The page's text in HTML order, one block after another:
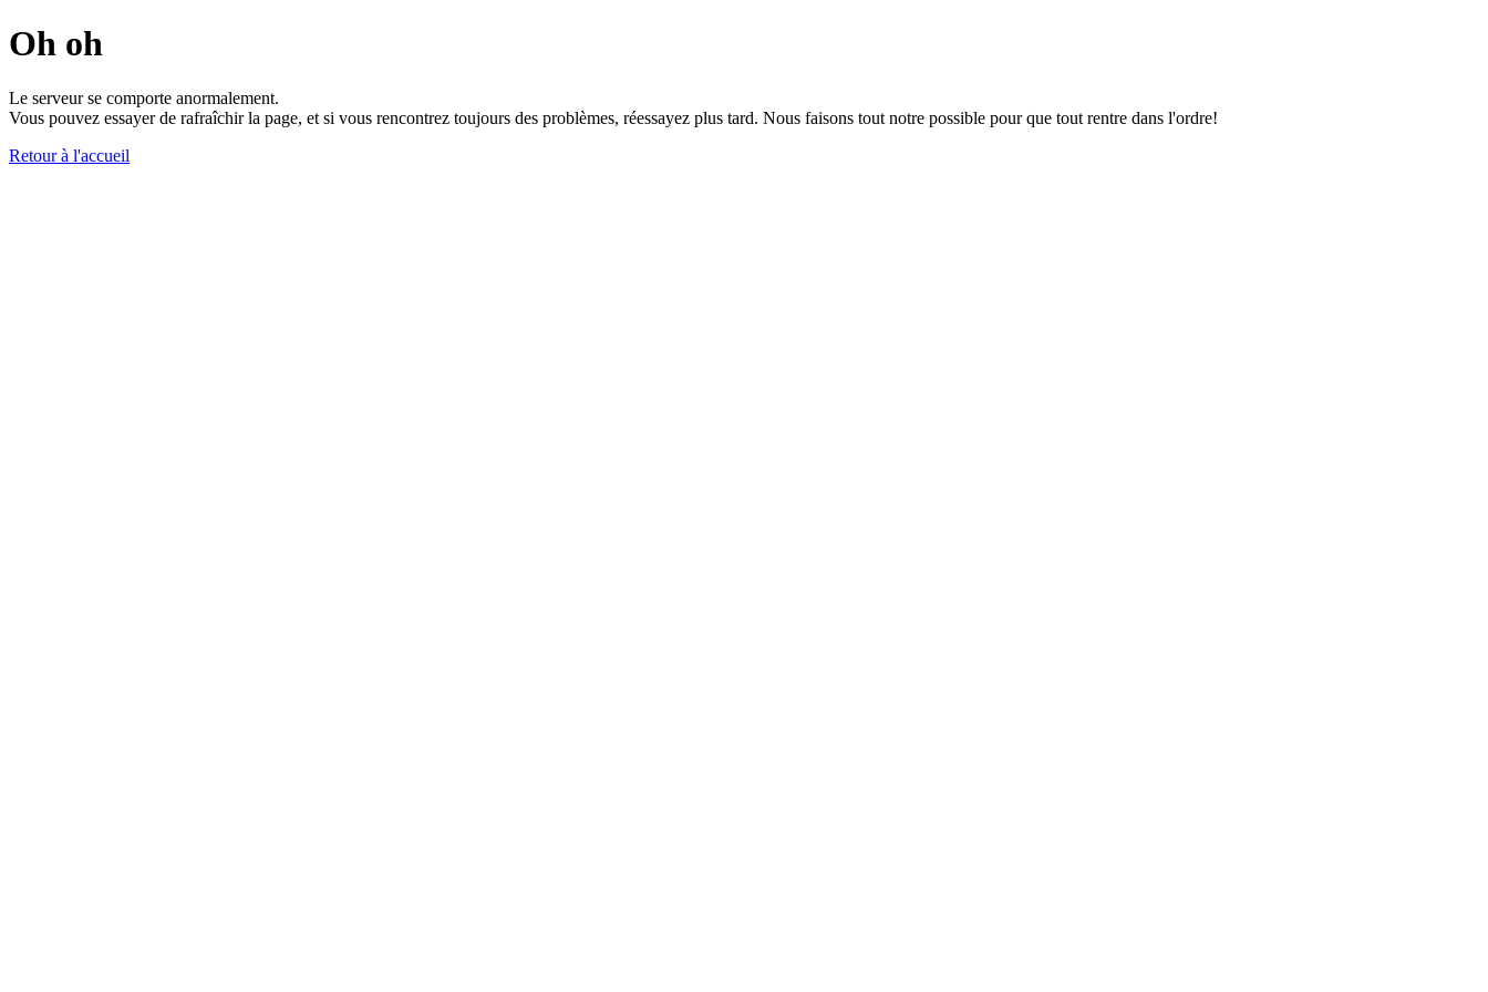
Oh oh
Le serveur se comporte anormalement.
Vous pouvez essayer de rafraîchir la page, et si vous rencontrez toujours des problèmes, réessayez plus tard. Nous faisons tout notre possible pour que tout rentre dans l'ordre!
Retour à l'accueil